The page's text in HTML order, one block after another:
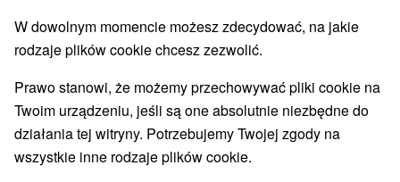
Parki miejskie i zamkowe(2) Źródła(6)
Pola golfowe(3) Amfiteatry i kina w przyrodzie
Túry a turistické chodníky Escaperoom (2)
Jaskinie Tory bobslejowe (2) Kolejki linowe (4)
Atrakcje z adrenaliną(21) Atrakcje turystyczne (29)
Muzea i galerie (15)
Ogrody zoologiczne i fermy zwierząt
W dowolnym momencie możesz zdecydować, na jakie
rodzaje plików cookie chcesz zezwolić.
Prawo stanowi, że możemy przechowywać pliki cookie na
Twoim urządzeniu, jeśli są one absolutnie niezbędne do
działania tej witryny. Potrzebujemy Twojej zgody na
wszystkie inne rodzaje plików cookie.